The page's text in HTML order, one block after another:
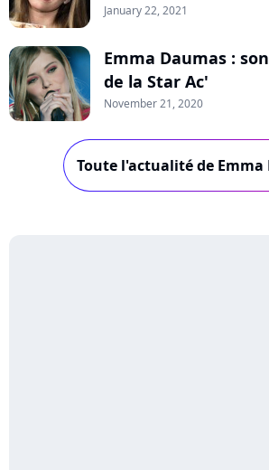
January 22, 2021
Emma Daumas :
de la Star Ac'
November 21, 2020
Toute l'actualité de Emma